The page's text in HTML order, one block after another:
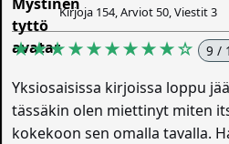
Kirjoja 154, Arviot 50, Viestit 3
★★★★★★★★★☆ 9 /
Yksiosaisissa kirjoissa loppu
tässäkin olen miettinyt miten
kokekoon sen omalla tavalla.